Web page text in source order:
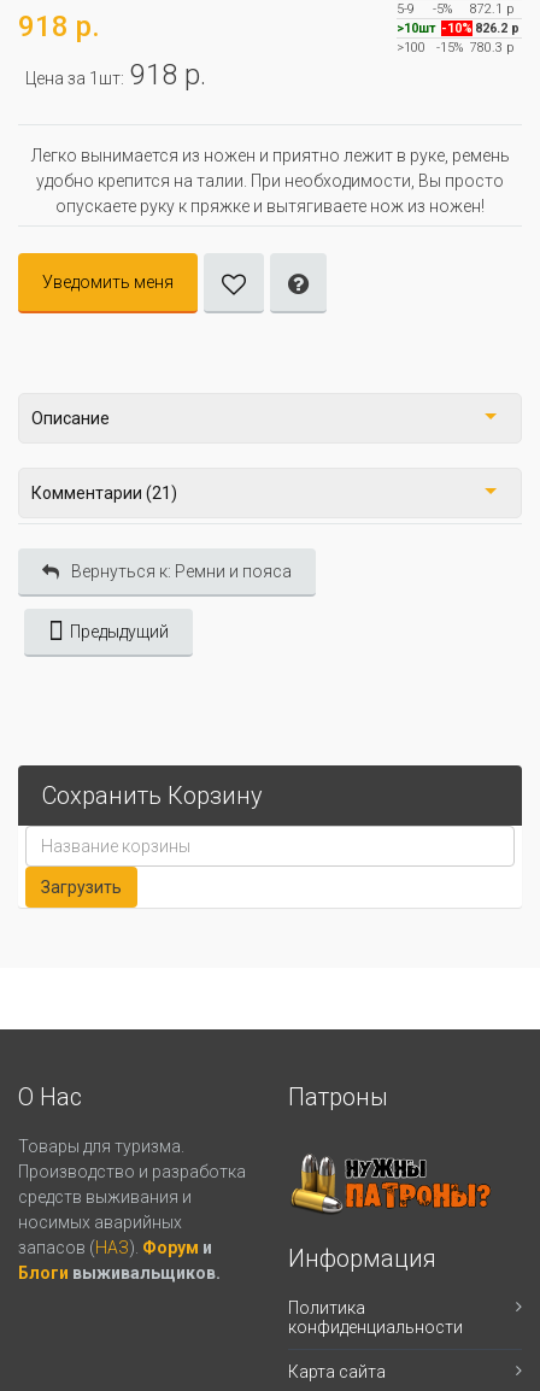
918 р.
Цена за 1шт: 918 р.
5-9
-5%
872.1 р
>10шт -10% 826.2 р
>100
-15% 780.3 р
Легко вынимается из ножен и приятно лежит в руке, ремень
удобно крепится на талии. При необходимости, Вы просто
опускаете руку к пряжке и вытягиваете нож из ножен!
Уведомить меня
Описание
Комментарии (21)
Вернуться к: Ремни и пояса
Предыдущий
Сохранить Корзину
О Нас
Товары для туризма.
Производство и разработка
средств выживания и
носимых аварийных
запасов (НАЗ). Форум и
Блоги выживальщиков.
Патроны
Информация
Политика
конфиденциальности
Карта сайта